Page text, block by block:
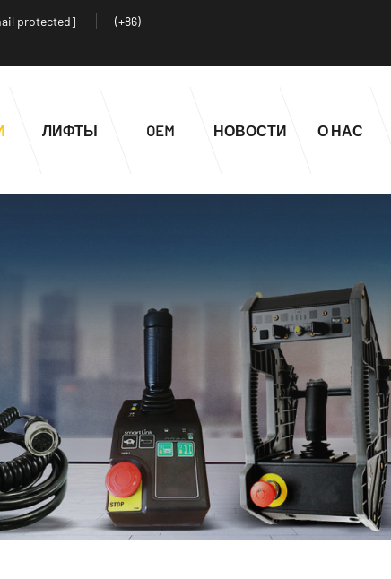
protected] (+86)
ЛИФТЫ OEM НОВОСТИ О НАС